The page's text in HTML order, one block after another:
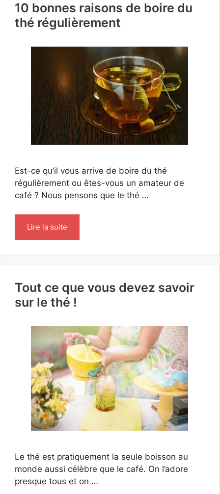
10 bonnes raisons de boire du
thé régulièrement
Est-ce qu’il vous arrive de boire du thé
régulièrement ou êtes-vous un amateur de
café ? Nous pensons que le thé …
Lire la suite
Tout ce que vous devez savoir
sur le thé !
Le thé est pratiquement la seule boisson au
monde aussi célèbre que le café. On l’adore
presque tous et on …